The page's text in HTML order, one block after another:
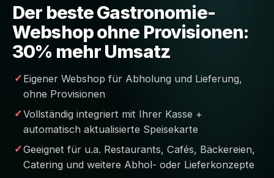
Der beste Gastronomie-
Webshop ohne Provisionen:
30% mehr Umsatz
Eigener Webshop für Abholung und Lieferung,
ohne Provisionen
Vollständig integriert mit Ihrer Kasse +
automatisch aktualisierte Speisekarte
Geeignet für u.a. Restaurants, Cafés, Bäckereien,
Catering und weitere Abhol- oder Lieferkonzepte